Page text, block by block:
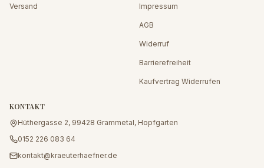
Versand Impressum
AGB
Widerruf
Barrierefreiheit
Kaufvertrag Widerrufen
KONTAKT
Hüthergasse 2, 99428 Grammetal, Hopfgarten
0152 226 083 64
kontakt@kraeuterhaefner.de